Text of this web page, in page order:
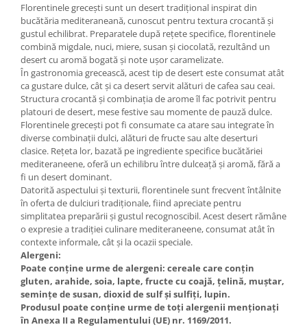
Florentinele grecești sunt un desert tradițional inspirat din
bucătăria mediteraneană, cunoscut pentru textura crocantă și
gustul echilibrat. Preparatele după rețete specifice, florentinele
combină migdale, nuci, miere, susan și ciocolată, rezultând un
desert cu aromă bogată și note ușor caramelizate.
În gastronomia grecească, acest tip de desert este consumat atât
ca gustare dulce, cât și ca desert servit alături de cafea sau ceai.
Structura crocantă și combinația de arome îl fac potrivit pentru
platouri de desert, mese festive sau momente de pauză dulce.
Florentinele grecești pot fi consumate ca atare sau integrate în
diverse combinații dulci, alături de fructe sau alte deserturi
clasice. Rețeta lor, bazată pe ingrediente specifice bucătăriei
mediteraneene, oferă un echilibru între dulceață și aromă, fără a
fi un desert dominant.
Datorită aspectului și texturii, florentinele sunt frecvent întâlnite
în oferta de dulciuri tradiționale, fiind apreciate pentru
simplitatea preparării și gustul recognoscibil. Acest desert rămâne
o expresie a tradiției culinare mediteraneene, consumat atât în
contexte informale, cât și la ocazii speciale.
Alergeni:
Poate conține urme de alergeni: cereale care conțin
gluten, arahide, soia, lapte, fructe cu coajă, țelină, muștar,
semințe de susan, dioxid de sulf și sulfiți, lupin.
Produsul poate conține urme de toți alergenii menționați
în Anexa II a Regulamentului (UE) nr. 1169/2011.